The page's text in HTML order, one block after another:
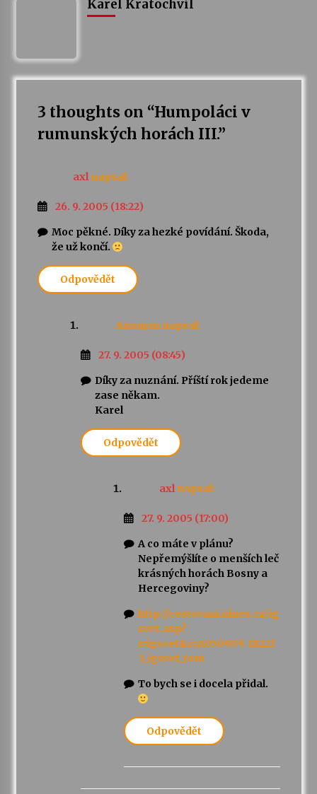
Karel Kratochvíl
3 thoughts on “Humpoláci v
rumunských horách III.”
axl napsal:
26. 9. 2005 (18:22)
Moc pěkné. Díky za hezké povídání. Škoda,
že už končí.
Odpovědět
Anonym napsal:
27. 9. 2005 (08:45)
Díky za nuznání. Příští rok jedeme
zase někam.
Karel
Odpovědět
axl napsal:
27. 9. 2005 (17:00)
A co máte v plánu?
Nepřemýšlíte o menších leč
krásných horách Bosny a
Hercegoviny?
http://cestovani.idnes.cz/ig
svet.asp?
r=igsvet&c=A050909_18221
3_igsvet_tom
To bych se i docela přidal.
Odpovědět